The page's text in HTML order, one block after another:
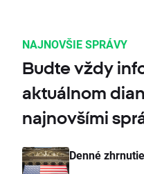
NAJNOVŠIE SPRÁVY
Budte vždy
aktuálnom
najnovšími
Denné